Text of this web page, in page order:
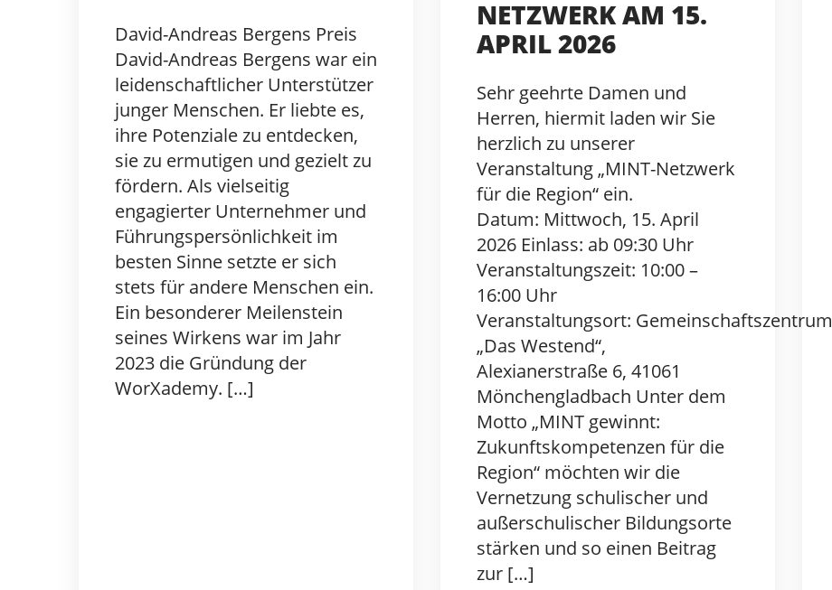
David-Andreas Bergens Preis
David-Andreas Bergens war ein
leidenschaftlicher Unterstützer
junger Menschen. Er liebte es,
ihre Potenziale zu entdecken,
sie zu ermutigen und gezielt zu
fördern. Als vielseitig
engagierter Unternehmer und
Führungspersönlichkeit im
besten Sinne setzte er sich
stets für andere Menschen ein.
Ein besonderer Meilenstein
seines Wirkens war im Jahr
2023 die Gründung der
WorXademy. […]
NETZWERK AM 15.
APRIL 2026
Sehr geehrte Damen und
Herren, hiermit laden wir Sie
herzlich zu unserer
Veranstaltung „MINT-Netzwerk
für die Region“ ein.
Datum: Mittwoch, 15. April
2026 Einlass: ab 09:30 Uhr
Veranstaltungszeit: 10:00 –
16:00 Uhr
Veranstaltungsort: Gemeinschaftszentrum
„Das Westend“,
Alexianerstraße 6, 41061
Mönchengladbach Unter dem
Motto „MINT gewinnt:
Zukunftskompetenzen für die
Region“ möchten wir die
Vernetzung schulischer und
außerschulischer Bildungsorte
stärken und so einen Beitrag
zur […]